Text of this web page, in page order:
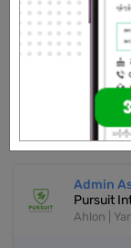
More Similar
Admin
Pursuit
Ahlon |